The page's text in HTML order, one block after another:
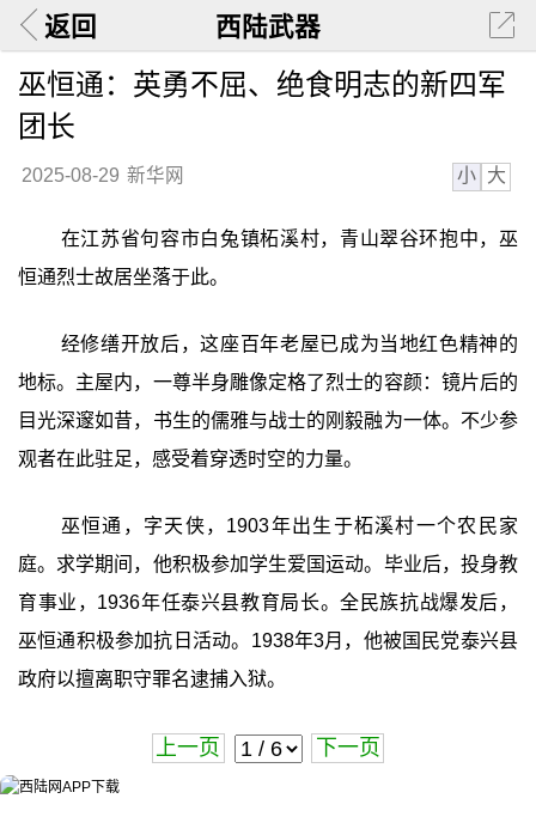
返回 西陆武器
巫恒通：英勇不屈、绝食明志的新四军
团长
2025-08-29 新华网 小 大
在江苏省句容市白兔镇柘溪村，青山翠谷环抱中，巫
恒通烈士故居坐落于此。
经修缮开放后，这座百年老屋已成为当地红色精神的
地标。主屋内，一尊半身雕像定格了烈士的容颜：镜片后的
目光深邃如昔，书生的儒雅与战士的刚毅融为一体。不少参
观者在此驻足，感受着穿透时空的力量。
巫恒通，字天侠，1903年出生于柘溪村一个农民家
庭。求学期间，他积极参加学生爱国运动。毕业后，投身教
育事业，1936年任泰兴县教育局长。全民族抗战爆发后，
巫恒通积极参加抗日活动。1938年3月，他被国民党泰兴县
政府以擅离职守罪名逮捕入狱。
上一页 下一页